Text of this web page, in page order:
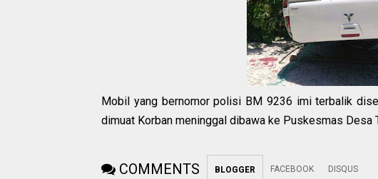
Mobil yang bernomor polisi BM 9236 imi terbalik
dimuat Korban meninggal dibawa ke Puskesmas Desa
COMMENTS BLOGGER FACEBOOK DISQUS